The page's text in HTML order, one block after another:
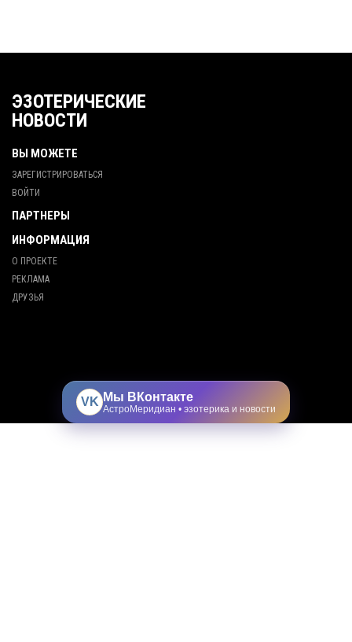
ЭЗОТЕРИЧЕСКИЕ
НОВОСТИ
ВЫ МОЖЕТЕ
ЗАРЕГИСТРИРОВАТЬСЯ
ВОЙТИ
ПАРТНЕРЫ
ИНФОРМАЦИЯ
О ПРОЕКТЕ
РЕКЛАМА
ДРУЗЬЯ
VK Мы ВКонтакте
АстроМеридиан • эзотерика и новости